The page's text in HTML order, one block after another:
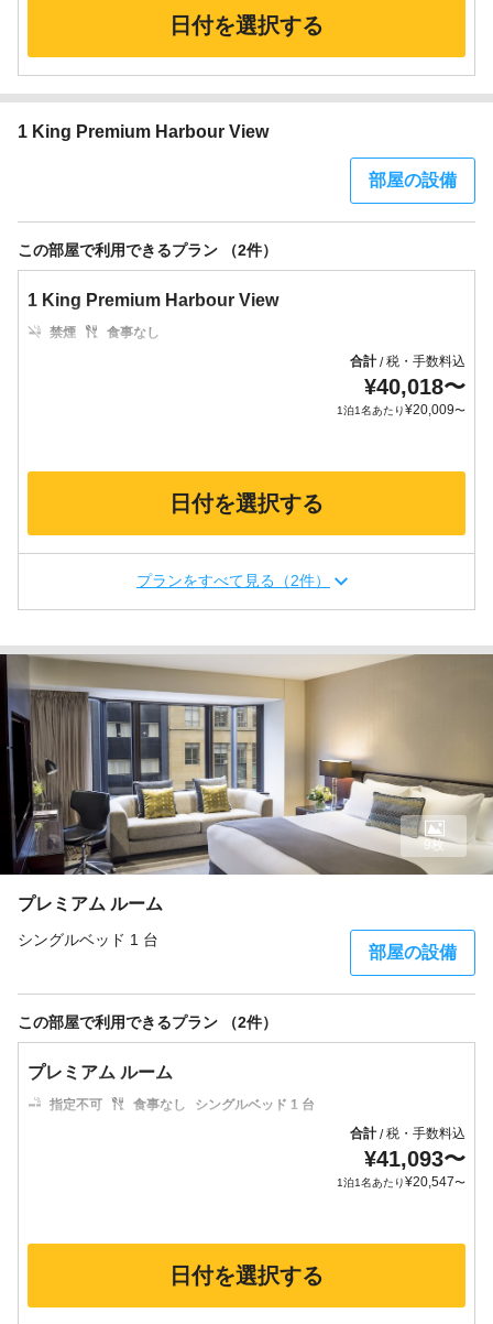
日付を選択する
1 King Premium Harbour View
部屋の設備
この部屋で利用できるプラン （2件）
1 King Premium Harbour View
禁煙
食事なし
合計/税・手数料込
¥40,018〜
1泊1名あたり¥20,009〜
日付を選択する
プランをすべて見る（2件）
プレミアム ルーム
シングルベッド 1 台
部屋の設備
9枚
この部屋で利用できるプラン （2件）
プレミアム ルーム
指定不可 食事なし
シングルベッド 1 台
合計/税・手数料込
¥41,093〜
1泊1名あたり¥20,547〜
日付を選択する